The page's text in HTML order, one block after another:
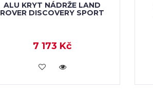
ALU KRYT NÁDRŽE LAND
ROVER DISCOVERY SPORT
7 173 Kč
KOUPIT